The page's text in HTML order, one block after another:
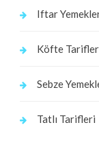
Iftar
Köfte
Sebze
Tatlı Tarifleri